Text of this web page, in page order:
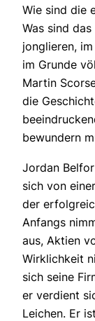
Wie sind die
Was sind
jonglieren,
im Grunde
Martin
die
bewundern
Jordan
sich von
der
Anfangs
aus, Aktien
Wirklichkeit
sich seine
er verdient
Leichen. Er